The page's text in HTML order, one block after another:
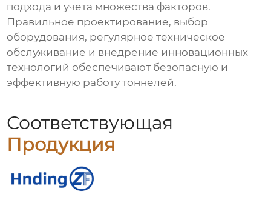
подхода и учета множества факторов.
Правильное проектирование, выбор
оборудования, регулярное техническое
обслуживание и внедрение инновационных
технологий обеспечивают безопасную и
эффективную работу тоннелей.
Соответствующая
Продукция